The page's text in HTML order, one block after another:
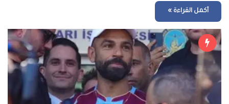
أكمل القراءة »